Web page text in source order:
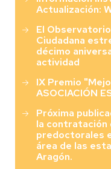
Actualización:
El
Ciudadana
décimo
actividad
IX Premio
ASOCIACIÓN
Próxima
la contratación
predoctorales
área de las
Aragón.